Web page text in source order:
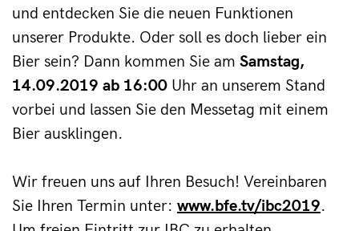
und entdecken Sie die neuen Funktionen
unserer Produkte. Oder soll es doch lieber ein
Bier sein? Dann kommen Sie am Samstag,
14.09.2019 ab 16:00 Uhr an unserem Stand
vorbei und lassen Sie den Messetag mit einem
Bier ausklingen.
Wir freuen uns auf Ihren Besuch! Vereinbaren
Sie Ihren Termin unter: www.bfe.tv/ibc2019.